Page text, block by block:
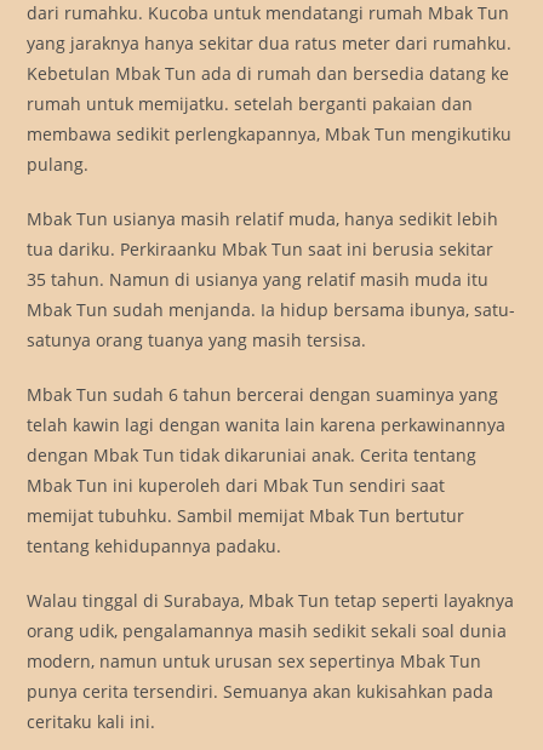
dari rumahku. Kucoba untuk mendatangi rumah Mbak Tun
yang jaraknya hanya sekitar dua ratus meter dari rumahku.
Kebetulan Mbak Tun ada di rumah dan bersedia datang ke
rumah untuk memijatku. setelah berganti pakaian dan
membawa sedikit perlengkapannya, Mbak Tun mengikutiku
pulang.
Mbak Tun usianya masih relatif muda, hanya sedikit lebih
tua dariku. Perkiraanku Mbak Tun saat ini berusia sekitar
35 tahun. Namun di usianya yang relatif masih muda itu
Mbak Tun sudah menjanda. Ia hidup bersama ibunya, satu-
satunya orang tuanya yang masih tersisa.
Mbak Tun sudah 6 tahun bercerai dengan suaminya yang
telah kawin lagi dengan wanita lain karena perkawinannya
dengan Mbak Tun tidak dikaruniai anak. Cerita tentang
Mbak Tun ini kuperoleh dari Mbak Tun sendiri saat
memijat tubuhku. Sambil memijat Mbak Tun bertutur
tentang kehidupannya padaku.
Walau tinggal di Surabaya, Mbak Tun tetap seperti layaknya
orang udik, pengalamannya masih sedikit sekali soal dunia
modern, namun untuk urusan sex sepertinya Mbak Tun
punya cerita tersendiri. Semuanya akan kukisahkan pada
ceritaku kali ini.